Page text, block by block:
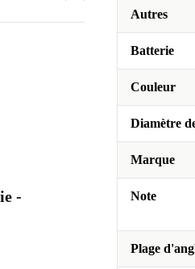
Autres
Batterie
Couleur
Diamètre
Marque
Note
Plage
-